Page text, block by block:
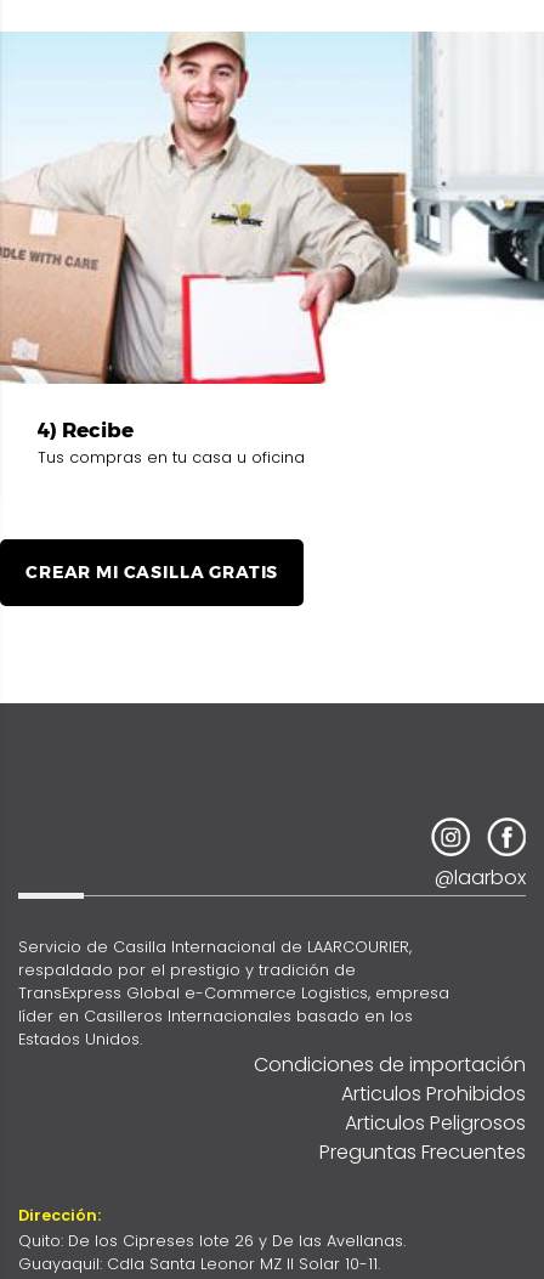
4) Recibe
Tus compras en tu casa u oficina
CREAR MI CASILLA GRATIS
@laarbox
Servicio de Casilla Internacional de LAARCOURIER,
respaldado por el prestigio y tradición de
TransExpress Global e-Commerce Logistics, empresa
líder en Casilleros Internacionales basado en los
Estados Unidos.
Condiciones de importación
Articulos Prohibidos
Articulos Peligrosos
Preguntas Frecuentes
Dirección:
Quito: De los Cipreses lote 26 y De las Avellanas.
Guayaquil: Cdla Santa Leonor MZ II Solar 10-11.